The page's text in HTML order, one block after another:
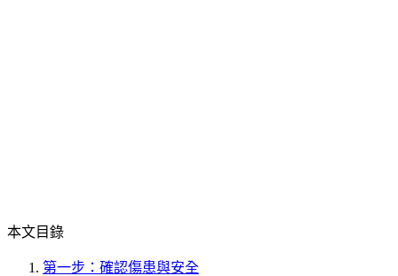
本文目錄
第一步：確認傷患與安全